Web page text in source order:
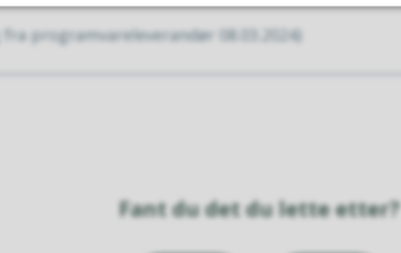
programvareleverandør 08.03.2024)
Fant du det du lette etter?